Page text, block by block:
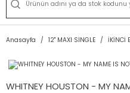
Anasayfa 12'' MAXI SINGLE İKİNCİ
WHITNEY HOUSTON - MY